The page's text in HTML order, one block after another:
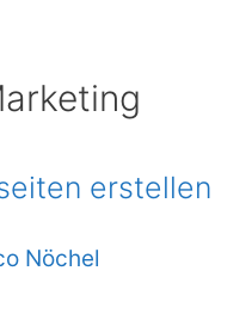
erstellen
Nöchel